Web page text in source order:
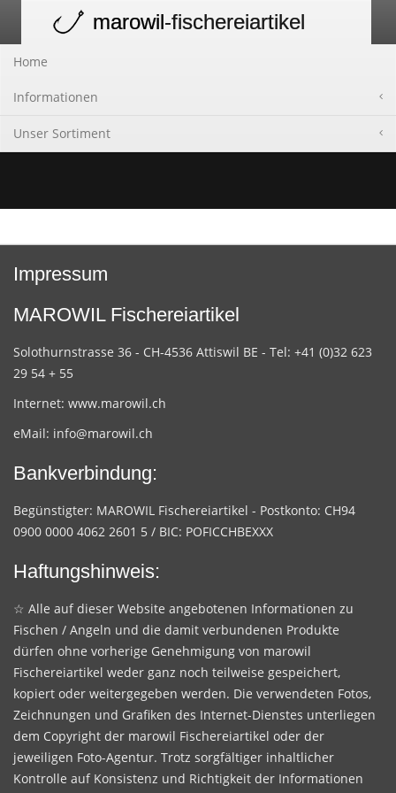
navigation
marowil-fischereiartikel
Home
Informationen
Unser Sortiment
Impressum
MAROWIL Fischereiartikel
Solothurnstrasse 36 - CH-4536 Attiswil BE - Tel: +41 (0)32 623
29 54 + 55
Internet: www.marowil.ch
eMail: info@marowil.ch
Bankverbindung:
Begünstigter: MAROWIL Fischereiartikel - Postkonto: CH94
0900 0000 4062 2601 5 / BIC: POFICCHBEXXX
Haftungshinweis:
☆ Alle auf dieser Website angebotenen Informationen zu
Fischen / Angeln und die damit verbundenen Produkte
dürfen ohne vorherige Genehmigung von marowil
Fischereiartikel weder ganz noch teilweise gespeichert,
kopiert oder weitergegeben werden. Die verwendeten Fotos,
Zeichnungen und Grafiken des Internet-Dienstes unterliegen
dem Copyright der marowil Fischereiartikel oder der
jeweiligen Foto-Agentur. Trotz sorgfältiger inhaltlicher
Kontrolle auf Konsistenz und Richtigkeit der Informationen